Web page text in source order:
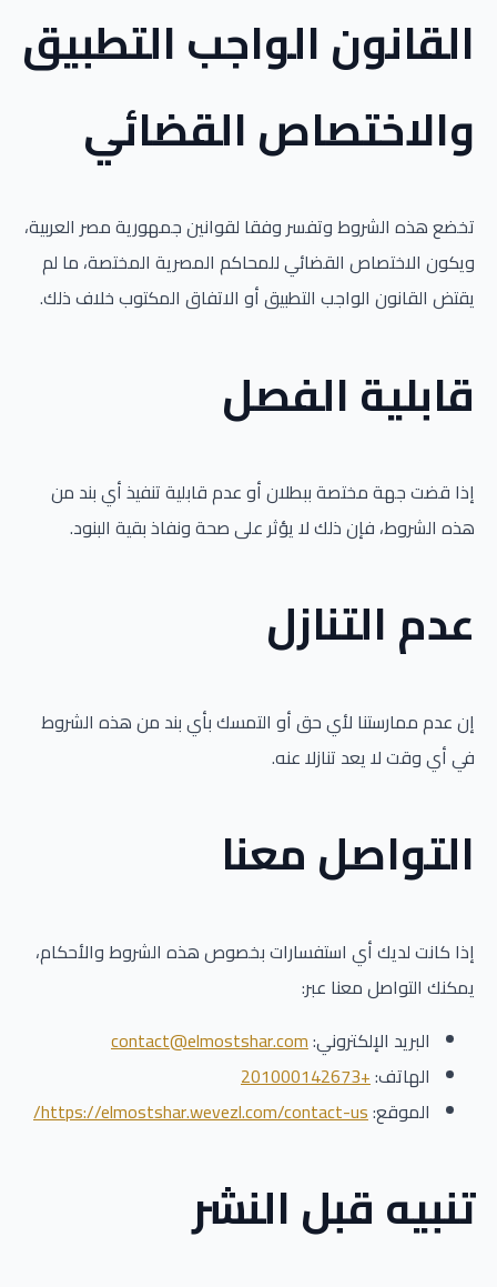
القانون الواجب التطبيق
والاختصاص القضائي
تخضع هذه الشروط وتفسر وفقا لقوانين جمهورية مصر العربية،
ويكون الاختصاص القضائي للمحاكم المصرية المختصة، ما لم
يقتض القانون الواجب التطبيق أو الاتفاق المكتوب خلاف ذلك.
قابلية الفصل
إذا قضت جهة مختصة ببطلان أو عدم قابلية تنفيذ أي بند من
هذه الشروط، فإن ذلك لا يؤثر على صحة ونفاذ بقية البنود.
عدم التنازل
إن عدم ممارستنا لأي حق أو التمسك بأي بند من هذه الشروط
في أي وقت لا يعد تنازلا عنه.
التواصل معنا
إذا كانت لديك أي استفسارات بخصوص هذه الشروط والأحكام،
يمكنك التواصل معنا عبر:
البريد الإلكتروني:contact@elmostshar.com
الهاتف:+201000142673
الموقع:https://elmostshar.wevezl.com/contact-us/
تنبيه قبل النشر